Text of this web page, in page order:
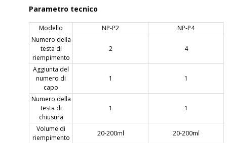
Parametro tecnico
Modello NP-P2
NP-P4
Numero della
testa di
riempimento
2 4
Aggiunta del
numero di
capo
1 1
Numero della
testa di
chiusura
1 1
Volume di
riempimento
20-200ml
20-200ml